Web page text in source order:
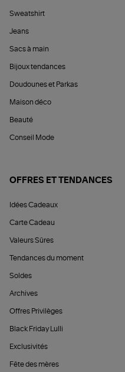
Sweatshirt
Jeans
Sacs à main
Bijoux tendances
Doudounes et Parkas
Maison déco
Beauté
Conseil Mode
OFFRES ET TENDANCES
Idées Cadeaux
Carte Cadeau
Valeurs Sûres
Tendances du moment
Soldes
Archives
Offres Privilèges
Black Friday Lulli
Exclusivités
Fête des mères